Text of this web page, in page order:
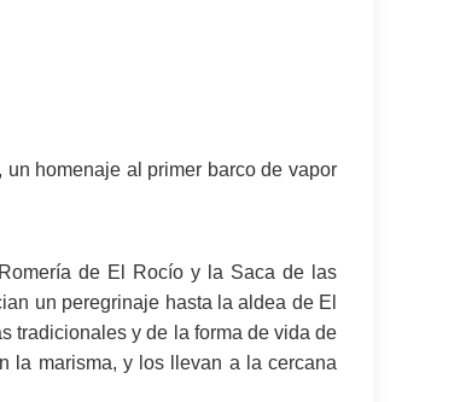
homenaje al primer barco de vapor
de El Rocío y la Saca de las
un peregrinaje hasta la aldea de El
tradicionales y de la forma de vida de
la marisma, y los llevan a la cercana